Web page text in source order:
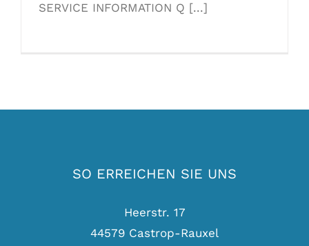
SERVICE INFORMATION Q [...]
SO ERREICHEN SIE UNS
Heerstr. 17
44579 Castrop-Rauxel